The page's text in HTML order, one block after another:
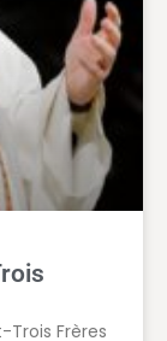
Trois Frères